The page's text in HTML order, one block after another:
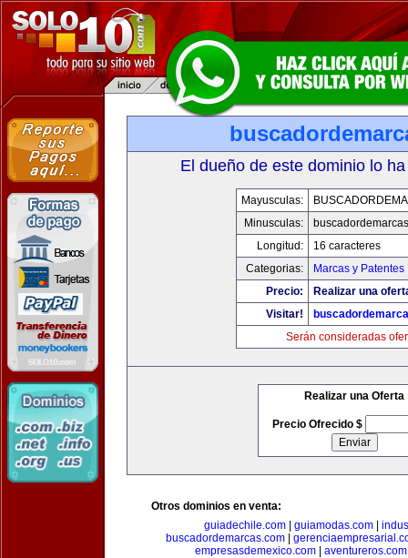
El dueño de este dominio lo
Mayusculas:
Minusculas:
Longitud:
16 caracteres
Categorias:
Marcas y Patentes
Precio:
Realizar una
Visitar!
Serán consideradas
Realizar una Oferta
Precio Ofrecido $
Otros dominios en venta:
guiadechile.com
guiamodas.com
buscadordemarcas.com|
empresasdemexico.com| aventureros.com